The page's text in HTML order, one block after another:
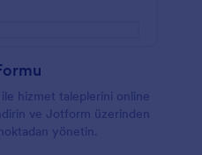
hizmet taleplerini online
ve Jotform üzerinden
yönetin.